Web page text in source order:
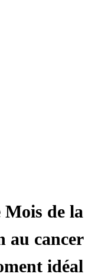
Mois de la
au cancer
idéal